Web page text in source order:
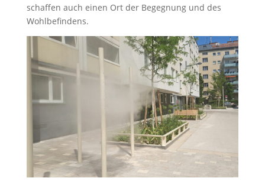
schaffen auch einen Ort der Begegnung und des
Wohlbefindens.